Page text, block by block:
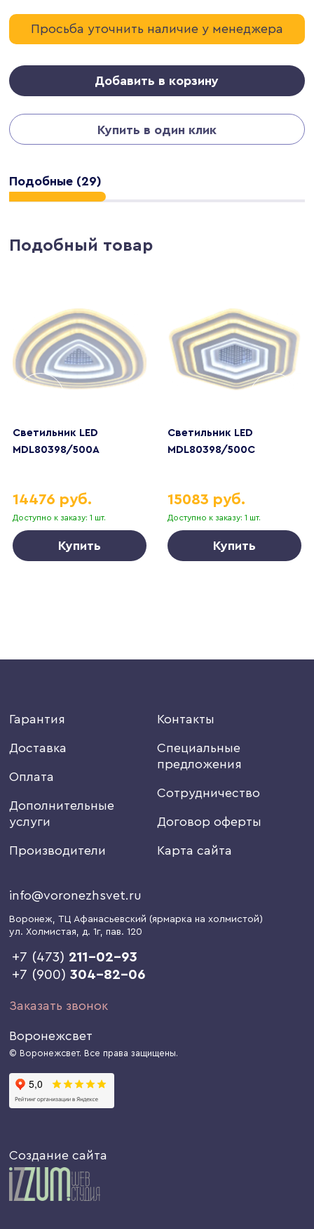
Просьба уточнить наличие у менеджера
Добавить в корзину
Купить в один клик
Подобные (29)
Подобный товар
Светильник LED
MDL80398/500A
Доступно к заказу: 1 шт.
14476 руб.
Купить
Светильник LED
MDL80398/500C
Доступно к заказу: 1 шт.
15083 руб.
Купить
Гарантия
Доставка
Оплата
Дополнительные
услуги
Производители
Контакты
Специальные
предложения
Сотрудничество
Договор оферты
Карта сайта
info@voronezhsvet.ru
Воронеж, ТЦ Афанасьевский (ярмарка на холмистой)
ул. Холмистая, д. 1г, пав. 120
+7 (473) 211-02-93
+7 (900)304-82-06
Заказать звонок
Воронежсвет
© Воронежсвет. Все права защищены.
Создание сайта